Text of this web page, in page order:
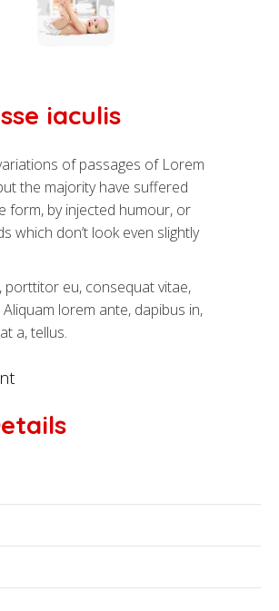
iaculis
of passages of Lorem
the majority have suffered
form, by injected humour, or
which don’t look even slightly
porttitor eu, consequat vitae,
lorem ante, dapibus in,
a, tellus.